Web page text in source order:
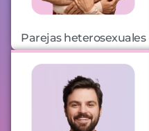
Parejas heterosexuales